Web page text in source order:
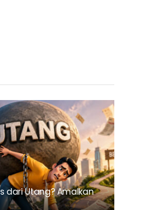
dari Utang? Amalkan